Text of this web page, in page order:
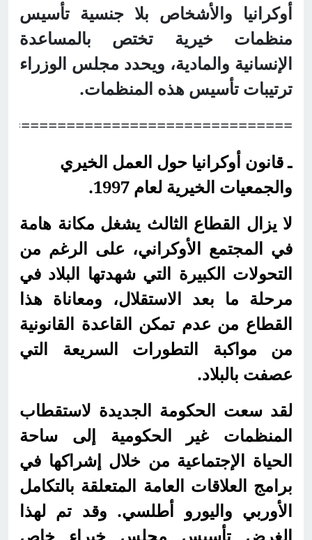
أوكرانيا والأشخاص بلا جنسية تأسيس
منظمات خيرية تختص بالمساعدة
الإنسانية والمادية، ويحدد مجلس الوزراء
ترتيبات تأسيس هذه المنظمات.
ـ قانون أوكرانيا حول العمل الخيري
والجمعيات الخيرية لعام 1997.
لا يزال القطاع الثالث يشغل مكانة هامة
في المجتمع الأوكراني، على الرغم من
التحولات الكبيرة التي شهدتها البلاد في
مرحلة ما بعد الاستقلال، ومعاناة هذا
القطاع من عدم تمكن القاعدة القانونية
من مواكبة التطورات السريعة التي
عصفت بالبلاد.
لقد سعت الحكومة الجديدة لاستقطاب
المنظمات غير الحكومية إلى ساحة
الحياة الإجتماعية من خلال إشراكها في
برامج العلاقات العامة المتعلقة بالتكامل
الأوربي واليورو أطلسي. وقد تم لهذا
الغرض تأسيس مجلس خبراء خاص